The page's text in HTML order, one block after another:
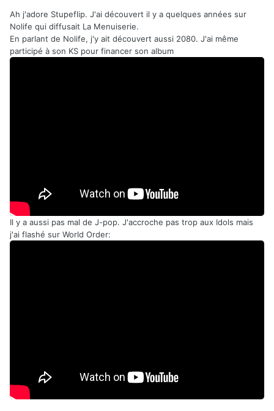
Ah j'adore Stupeflip. J'ai découvert il y a quelques années sur
Nolife qui diffusait La Menuiserie.
En parlant de Nolife, j'y ait découvert aussi 2080. J'ai même
participé à son KS pour financer son album
Il y a aussi pas mal de J-pop. J'accroche pas trop aux Idols mais
j'ai flashé sur World Order: